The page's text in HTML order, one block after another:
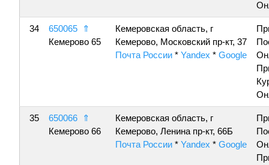
34 650065
⇑
Кемерово 65
Кемеровская область, г
Кемерово, Московский пр-кт, 37
Почта России * Yandex * Google
35 650066
⇑
Кемерово 66
Кемеровская область, г
Кемерово, Ленина пр-кт, 66Б
Почта России * Yandex * Google